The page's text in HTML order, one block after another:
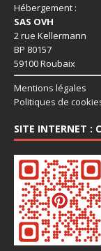
Hébergement :
SAS OVH
2 rue Kellermann
BP 80157
59100 Roubaix
Mentions légales
Politiques de
SITE INTERNET :